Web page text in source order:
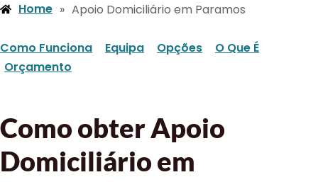
Home » Apoio Domiciliário em Paramos
Como Funciona Equipa Opções
O Que É
Orçamento
Como obter Apoio
Domiciliário em